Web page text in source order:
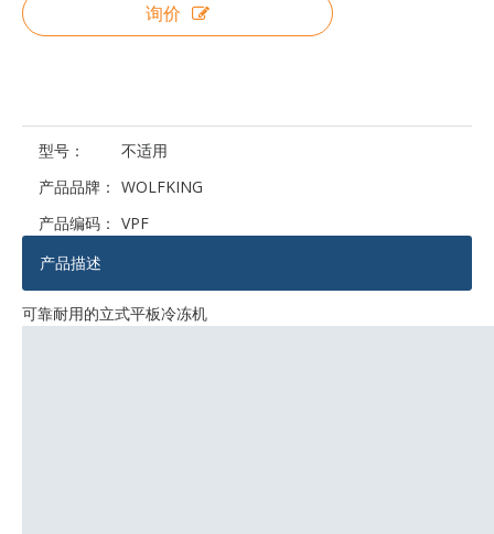
询价
型号：
不适用
产品品牌： WOLFKING
产品编码： VPF
产品描述
可靠耐用的立式平板冷冻机